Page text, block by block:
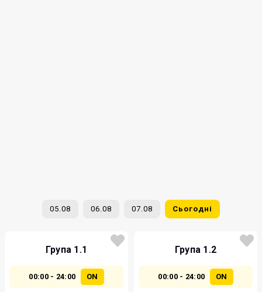
05.08 06.08 07.08 Сьогодні
Група 1.1
00:00 - 24:00 ON
Група 1.2
00:00 - 24:00 ON